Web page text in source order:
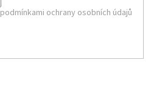
podmínkami ochrany osobních údajů